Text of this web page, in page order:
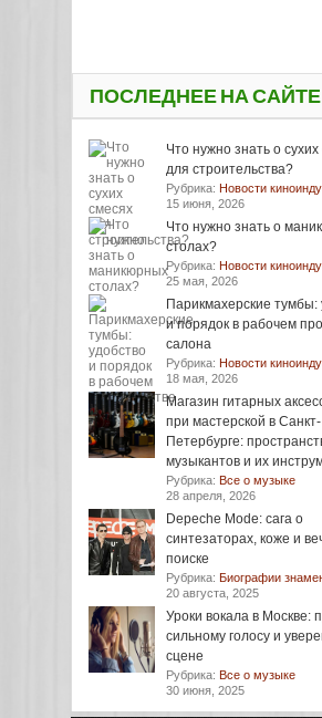
ПОСЛЕДНЕЕ НА САЙТЕ
Что нужно знать о
для строительства?
Рубрика: Новости
15 июня, 2026
Что нужно знать о
столах?
Рубрика: Новости
25 мая, 2026
Парикмахерские тумбы:
и порядок в рабочем
салона
Рубрика: Новости
18 мая, 2026
Магазин гитарных
при мастерской в Санкт-
Петербурге:
музыкантов и их
Рубрика: Все о музыке
28 апреля, 2026
Depeche Mode: сага о
синтезаторах, коже и
поиске
Рубрика: Биографии
20 августа, 2025
Уроки вокала в Москве:
сильному голосу и
сцене
Рубрика: Все о музыке
30 июня, 2025